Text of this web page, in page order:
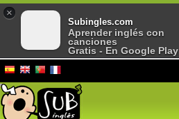
×
Subingles.com
Aprender inglés con
canciones
Gratis - En Google Play